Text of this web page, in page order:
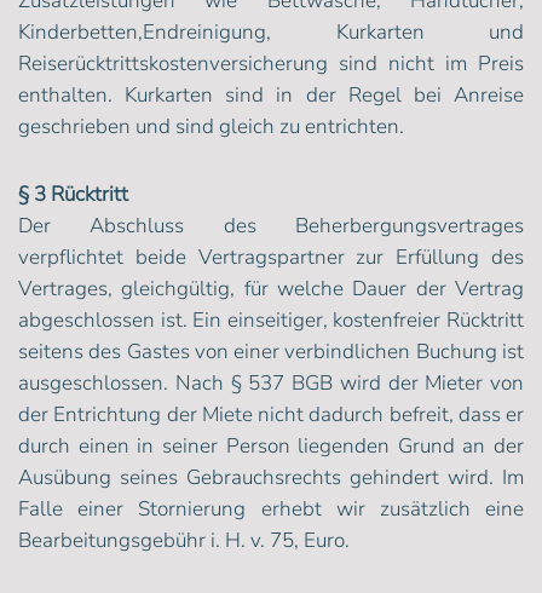
Kinderbetten,Endreinigung, Kurkarten und
Reiserücktrittskostenversicherung sind nicht im Preis
enthalten. Kurkarten sind in der Regel bei Anreise
geschrieben und sind gleich zu entrichten.
§ 3 Rücktritt
Der Abschluss des Beherbergungsvertrages
verpflichtet beide Vertragspartner zur Erfüllung des
Vertrages, gleichgültig, für welche Dauer der Vertrag
abgeschlossen ist. Ein einseitiger, kostenfreier Rücktritt
seitens des Gastes von einer verbindlichen Buchung ist
ausgeschlossen. Nach § 537 BGB wird der Mieter von
der Entrichtung der Miete nicht dadurch befreit, dass er
durch einen in seiner Person liegenden Grund an der
Ausübung seines Gebrauchsrechts gehindert wird. Im
Falle einer Stornierung erhebt wir zusätzlich eine
Bearbeitungsgebühr i. H. v. 75, Euro.